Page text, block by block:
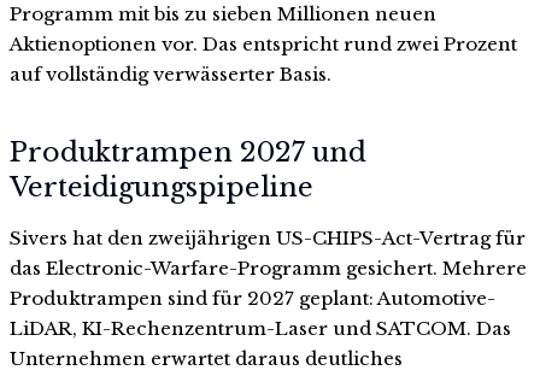
Programm mit bis zu sieben Millionen neuen
Aktienoptionen vor. Das entspricht rund zwei Prozent
auf vollständig verwässerter Basis.
Produktrampen 2027 und
Verteidigungspipeline
Sivers hat den zweijährigen US-CHIPS-Act-Vertrag für
das Electronic-Warfare-Programm gesichert. Mehrere
Produktrampen sind für 2027 geplant: Automotive-
LiDAR, KI-Rechenzentrum-Laser und SATCOM. Das
Unternehmen erwartet daraus deutliches